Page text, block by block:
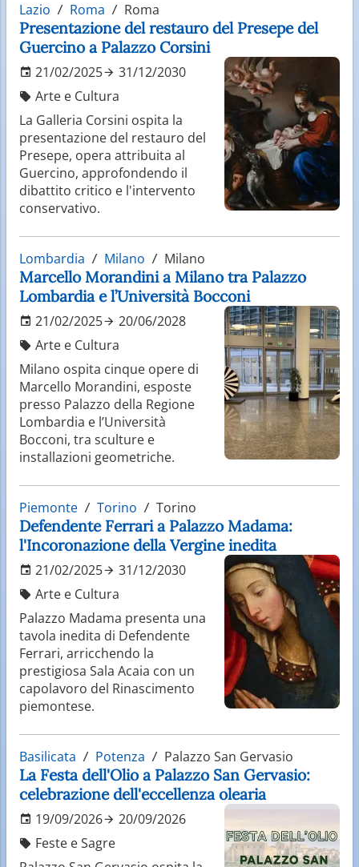
Lazio Roma Roma
Presentazione del restauro del Presepe del
Guercino a Palazzo Corsini
21/02/2025
31/12/2030
Arte e Cultura
La Galleria Corsini ospita la
presentazione del restauro del
Presepe, opera attribuita al
Guercino, approfondendo il
dibattito critico e l'intervento
conservativo.
Lombardia Milano Milano
Marcello Morandini a Milano tra Palazzo
Lombardia e l’Università Bocconi
21/02/2025
20/06/2028
Arte e Cultura
Milano ospita cinque opere di
Marcello Morandini, esposte
presso Palazzo della Regione
Lombardia e l’Università
Bocconi, tra sculture e
installazioni geometriche.
Piemonte Torino Torino
Defendente Ferrari a Palazzo Madama:
l'Incoronazione della Vergine inedita
21/02/2025
31/12/2030
Arte e Cultura
Palazzo Madama presenta una
tavola inedita di Defendente
Ferrari, arricchendo la
prestigiosa Sala Acaia con un
capolavoro del Rinascimento
piemontese.
Basilicata Potenza Palazzo San Gervasio
La Festa dell'Olio a Palazzo San Gervasio:
celebrazione dell'eccellenza olearia
19/09/2026
20/09/2026
Feste e Sagre